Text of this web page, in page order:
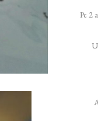
Pe 2